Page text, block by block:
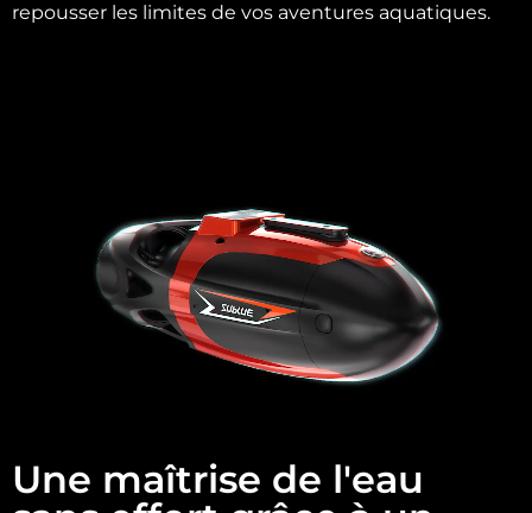
repousser les limites de vos aventures aquatiques.
Une maîtrise de l'eau